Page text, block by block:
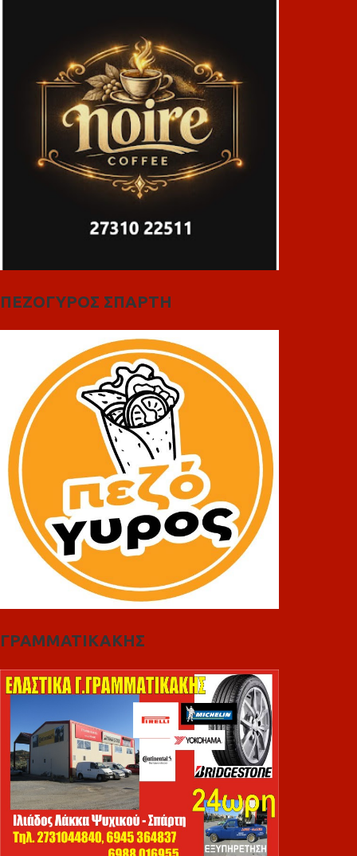
ΠΕΖΟΓΥΡΟΣ ΣΠΑΡΤΗ
ΓΡΑΜΜΑΤΙΚΑΚΗΣ